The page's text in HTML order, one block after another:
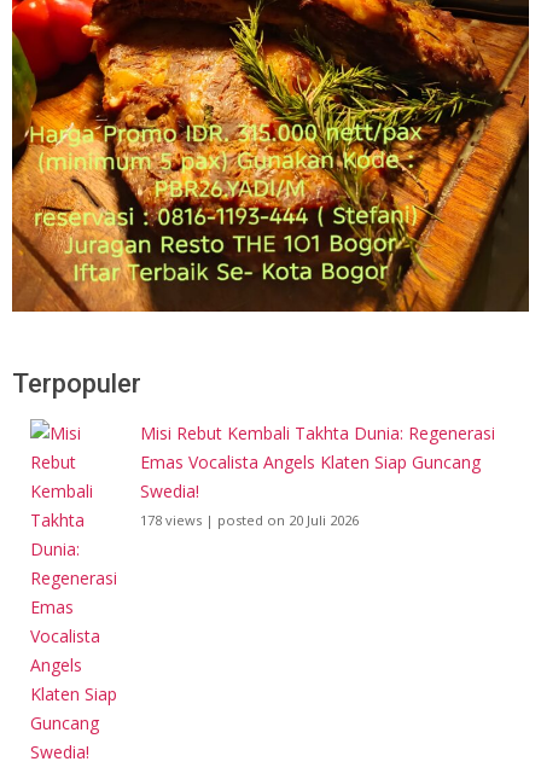
Terpopuler
Misi Rebut Kembali Takhta Dunia: Regenerasi
Emas Vocalista Angels Klaten Siap Guncang
Swedia!
178 views | posted on 20 Juli 2026